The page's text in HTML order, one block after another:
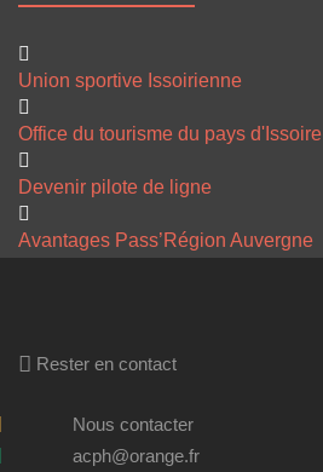
Union sportive Issoirienne
Office du tourisme du pays d'Issoire
Devenir pilote de ligne
Avantages Pass’Région Auvergne
Rester en contact
Nous contacter
acph@orange.fr